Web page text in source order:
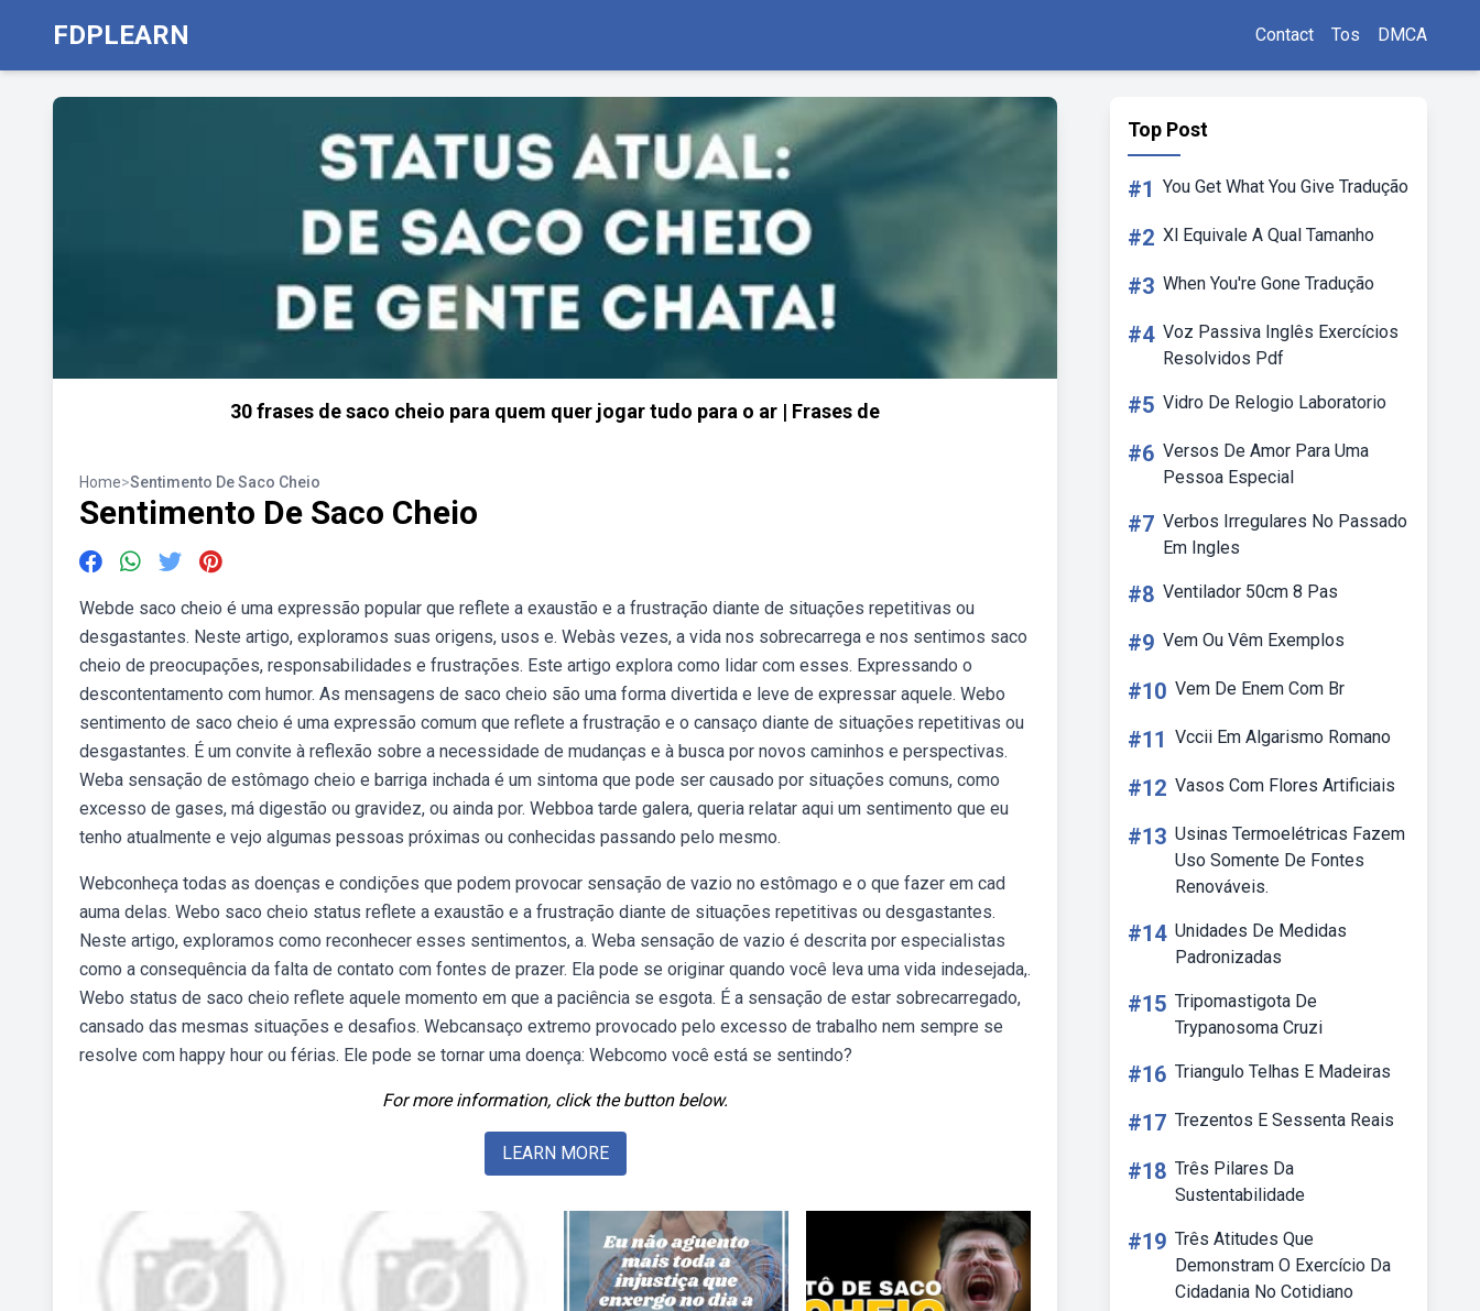
FDPLEARN Contact Tos DMCA
30 frases de saco cheio para quem quer jogar tudo para o ar | Frases de
Home>Sentimento De Saco Cheio
Sentimento De Saco Cheio
Webde saco cheio é uma expressão popular que reflete a exaustão e a frustração diante de situações repetitivas ou
desgastantes. Neste artigo, exploramos suas origens, usos e. Webàs vezes, a vida nos sobrecarrega e nos sentimos saco
cheio de preocupações, responsabilidades e frustrações. Este artigo explora como lidar com esses. Expressando o
descontentamento com humor. As mensagens de saco cheio são uma forma divertida e leve de expressar aquele. Webo
sentimento de saco cheio é uma expressão comum que reflete a frustração e o cansaço diante de situações repetitivas ou
desgastantes. É um convite à reflexão sobre a necessidade de mudanças e à busca por novos caminhos e perspectivas.
Weba sensação de estômago cheio e barriga inchada é um sintoma que pode ser causado por situações comuns, como
excesso de gases, má digestão ou gravidez, ou ainda por. Webboa tarde galera, queria relatar aqui um sentimento que eu
tenho atualmente e vejo algumas pessoas próximas ou conhecidas passando pelo mesmo.
Webconheça todas as doenças e condições que podem provocar sensação de vazio no estômago e o que fazer em cad
auma delas. Webo saco cheio status reflete a exaustão e a frustração diante de situações repetitivas ou desgastantes.
Neste artigo, exploramos como reconhecer esses sentimentos, a. Weba sensação de vazio é descrita por especialistas
como a consequência da falta de contato com fontes de prazer. Ela pode se originar quando você leva uma vida indesejada,.
Webo status de saco cheio reflete aquele momento em que a paciência se esgota. É a sensação de estar sobrecarregado,
cansado das mesmas situações e desafios. Webcansaço extremo provocado pelo excesso de trabalho nem sempre se
resolve com happy hour ou férias. Ele pode se tornar uma doença: Webcomo você está se sentindo?
For more information, click the button below.
LEARN MORE
Top Post
#1 You Get What You Give Tradução
#2 Xl Equivale A Qual Tamanho
#3 When You're Gone Tradução
#4 Voz Passiva Inglês Exercícios
Resolvidos Pdf
#5 Vidro De Relogio Laboratorio
#6 Versos De Amor Para Uma
Pessoa Especial
#7 Verbos Irregulares No Passado
Em Ingles
#8 Ventilador 50cm 8 Pas
#9 Vem Ou Vêm Exemplos
#10 Vem De Enem Com Br
#11 Vccii Em Algarismo Romano
#12 Vasos Com Flores Artificiais
#13 Usinas Termoelétricas Fazem
Uso Somente De Fontes
Renováveis.
#14 Unidades De Medidas
Padronizadas
#15 Tripomastigota De
Trypanosoma Cruzi
#16 Triangulo Telhas E Madeiras
#17 Trezentos E Sessenta Reais
#18 Três Pilares Da
Sustentabilidade
#19 Três Atitudes Que
Demonstram O Exercício Da
Cidadania No Cotidiano